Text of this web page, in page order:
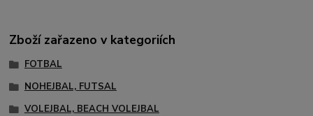
Zboží zařazeno v kategoriích
FOTBAL
NOHEJBAL, FUTSAL
VOLEJBAL, BEACH VOLEJBAL